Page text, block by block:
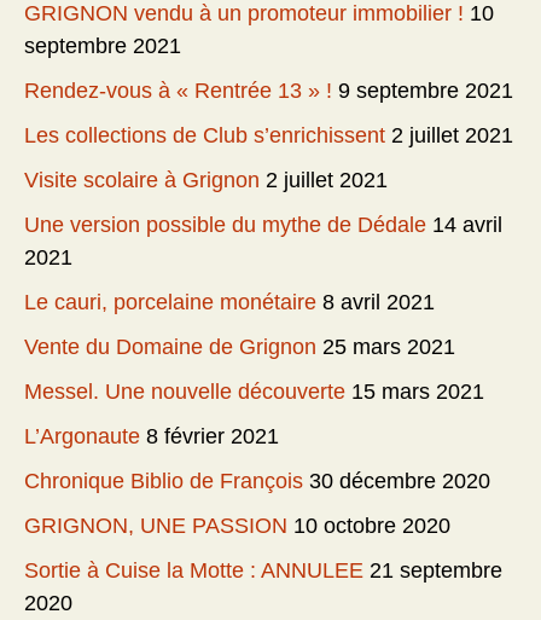
GRIGNON vendu à un promoteur immobilier ! 10
septembre 2021
Rendez-vous à « Rentrée 13 » ! 9 septembre 2021
Les collections de Club s’enrichissent 2 juillet 2021
Visite scolaire à Grignon 2 juillet 2021
Une version possible du mythe de Dédale 14 avril
2021
Le cauri, porcelaine monétaire 8 avril 2021
Vente du Domaine de Grignon 25 mars 2021
Messel. Une nouvelle découverte 15 mars 2021
L’Argonaute 8 février 2021
Chronique Biblio de François 30 décembre 2020
GRIGNON, UNE PASSION 10 octobre 2020
Sortie à Cuise la Motte : ANNULEE 21 septembre
2020